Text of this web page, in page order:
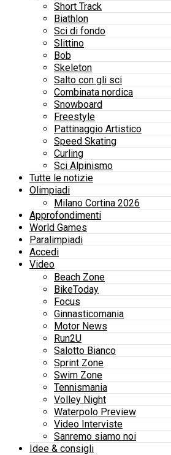
Short Track
Biathlon
Sci di fondo
Slittino
Bob
Skeleton
Salto con gli sci
Combinata nordica
Snowboard
Freestyle
Pattinaggio Artistico
Speed Skating
Curling
Sci Alpinismo
Tutte le notizie
Olimpiadi
Milano Cortina 2026
Approfondimenti
World Games
Paralimpiadi
Accedi
Video
Beach Zone
BikeToday
Focus
Ginnasticomania
Motor News
Run2U
Salotto Bianco
Sprint Zone
Swim Zone
Tennismania
Volley Night
Waterpolo Preview
Video Interviste
Sanremo siamo noi
Idee & consigli